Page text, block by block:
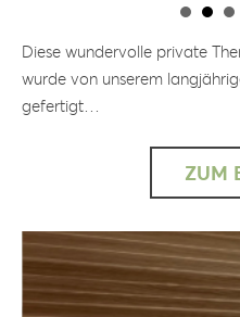
Diese wundervolle private
wurde von unserem
gefertigt…
ZUM